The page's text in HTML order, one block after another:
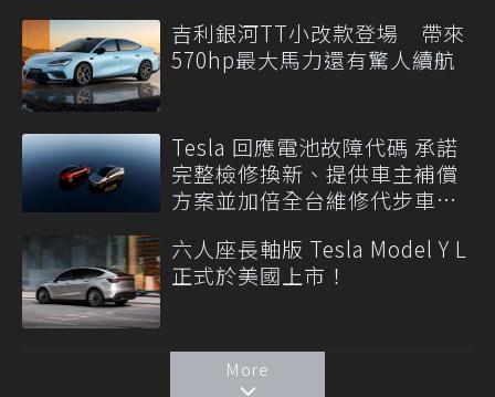
吉利銀河TT小改款登場 帶來
570hp最大馬力還有驚人續航
Tesla 回應電池故障代碼 承諾
完整檢修換新、提供車主補償
方案並加倍全台維修代步車數
六人座長軸版 Tesla Model Y L
正式於美國上市！
More